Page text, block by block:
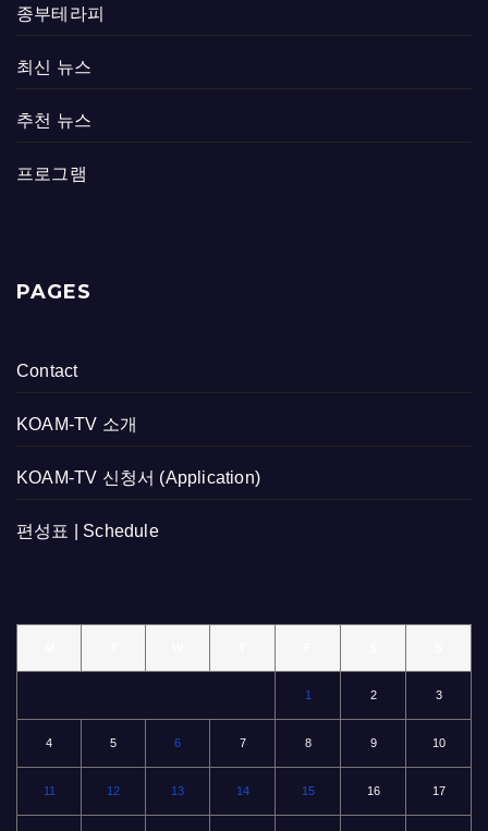
종부테라피
최신 뉴스
추천 뉴스
프로그램
PAGES
Contact
KOAM-TV 소개
KOAM-TV 신청서 (Application)
편성표 | Schedule
1 2 3
4 5 6 7 8 9 10
11 12 13 14 15 16 17